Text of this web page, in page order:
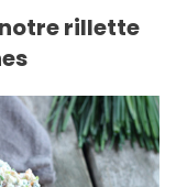
rillette